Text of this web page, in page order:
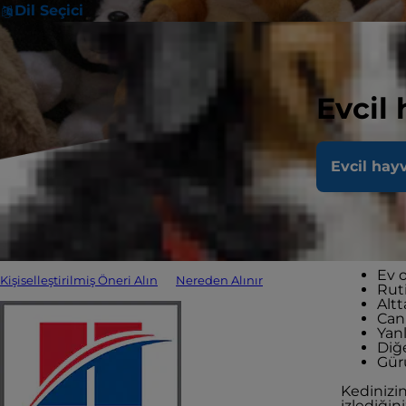
Dil Seçici
Evcil
Evcil
Kişiselleştirilmiş Öneri Alın Nereden Alınır
GI
Ev
Can